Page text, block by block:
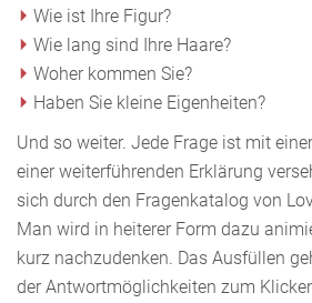
Wie ist Ihre Figur?
Wie lang sind Ihre Haare?
Woher kommen Sie?
Haben Sie kleine Eigenheiten?
Und so weiter. Jede Frage ist mit
einer weiterführenden Erklärung
sich durch den Fragenkatalog von
Man wird in heiterer Form dazu
kurz nachzudenken. Das Ausfüllen
der Antwortmöglichkeiten zum